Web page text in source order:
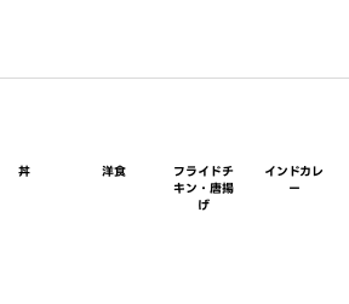
丼 洋食
フライドチ
キン・唐揚
げ
インドカレ
ー